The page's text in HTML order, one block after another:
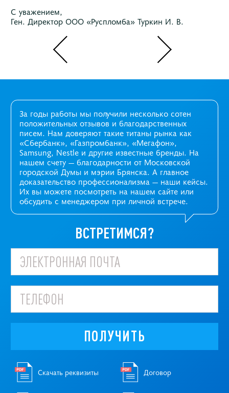
С уважением,
Ген. Директор ООО «Руспломба» Туркин И. В.
За годы работы мы получили несколько сотен
положительных отзывов и благодарственных
писем. Нам доверяют такие титаны рынка как
«Сбербанк», «Газпромбанк», «Мегафон»,
Samsung, Nestle и другие известные бренды. На
нашем счету — благодарности от Московской
городской Думы и мэрии Брянска. А главное
доказательство профессионализма — наши кейсы.
Их вы можете посмотреть на нашем сайте или
обсудить с менеджером при личной встрече.
ВСТРЕТИМСЯ?
ПОЛУЧИТЬ
Скачать реквизиты Договор